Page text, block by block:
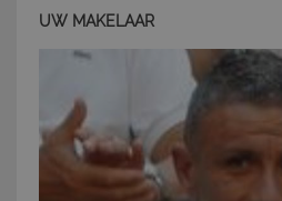
UW MAKELAAR